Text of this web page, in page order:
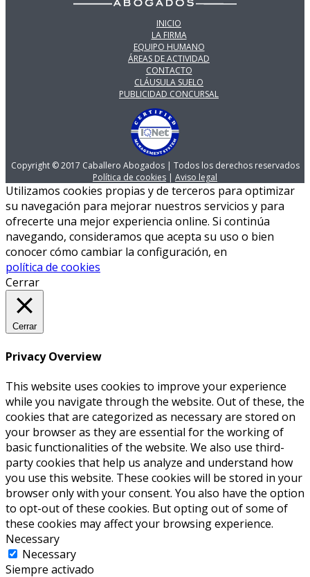
INICIO
LA FIRMA
EQUIPO HUMANO
ÁREAS DE ACTIVIDAD
CONTACTO
CLÁUSULA SUELO
PUBLICIDAD CONCURSAL
Copyright © 2017 Caballero Abogados | Todos los derechos reservados
Política de cookies | Aviso legal
Utilizamos cookies propias y de terceros para optimizar
su navegación para mejorar nuestros servicios y para
ofrecerte una mejor experiencia online. Si continúa
navegando, consideramos que acepta su uso o bien
conocer cómo cambiar la configuración, en
política de cookies
Cerrar
Cerrar
Privacy Overview
This website uses cookies to improve your experience
while you navigate through the website. Out of these, the
cookies that are categorized as necessary are stored on
your browser as they are essential for the working of
basic functionalities of the website. We also use third-
party cookies that help us analyze and understand how
you use this website. These cookies will be stored in your
browser only with your consent. You also have the option
to opt-out of these cookies. But opting out of some of
these cookies may affect your browsing experience.
Necessary
Necessary
Siempre activado